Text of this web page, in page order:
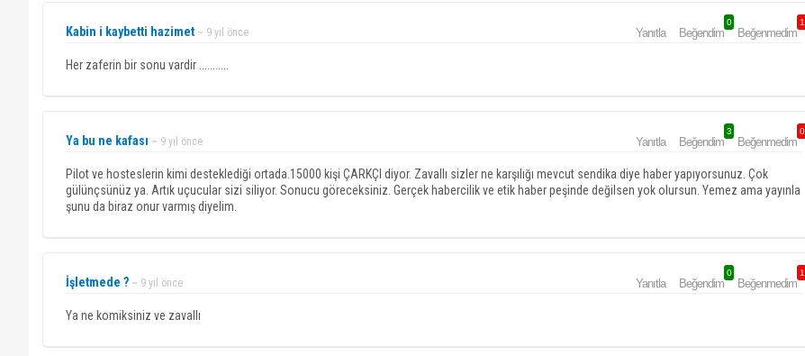
Kabin i kaybetti hazimet ~ 9 yıl önce Yanıtla Beğendim
0
Beğenmedim
1
Her zaferin bir sonu vardir ...........
Ya bu ne kafası ~ 9 yıl önce Yanıtla Beğendim
3
Beğenmedim
0
Pilot ve hosteslerin kimi desteklediği ortada.15000 kişi ÇARKÇI diyor. Zavallı sizler ne karşılığı mevcut sendika diye haber yapıyorsunuz. Çok
gülünçsünüz ya. Artık uçucular sizi siliyor. Sonucu göreceksiniz. Gerçek habercilik ve etik haber peşinde değilsen yok olursun. Yemez ama yayınla
şunu da biraz onur varmış diyelim.
İşletmede ? ~ 9 yıl önce Yanıtla Beğendim
0
Beğenmedim
1
Ya ne komiksiniz ve zavallı